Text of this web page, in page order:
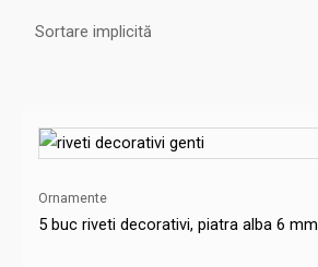
Ornamente
5 buc riveti decorativi, piatra alba 6 mm